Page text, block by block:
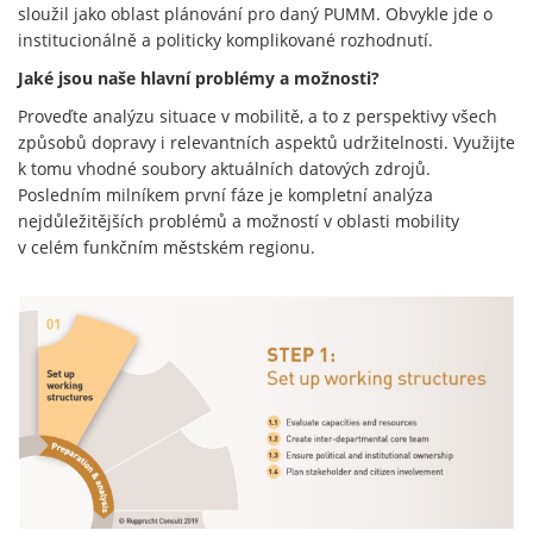
sloužil jako oblast plánování pro daný PUMM. Obvykle jde o
institucionálně a politicky komplikované rozhodnutí.
Jaké jsou naše hlavní problémy a možnosti?
Proveďte analýzu situace v mobilitě, a to z perspektivy všech
způsobů dopravy i relevantních aspektů udržitelnosti. Využijte
k tomu vhodné soubory aktuálních datových zdrojů.
Posledním milníkem první fáze je kompletní analýza
nejdůležitějších problémů a možností v oblasti mobility
v celém funkčním městském regionu.